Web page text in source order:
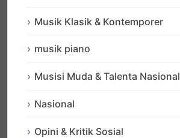
Musik Klasik & Kontemporer
musik piano
Musisi Muda & Talenta Nasional
Nasional
Opini & Kritik Sosial